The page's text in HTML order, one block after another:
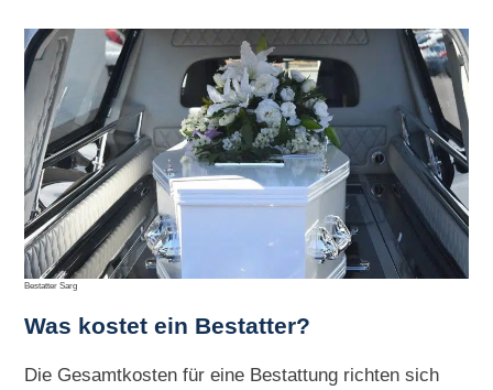
Bestatter Sarg
Was kostet ein Bestatter?
Die Gesamtkosten für eine Bestattung richten sich